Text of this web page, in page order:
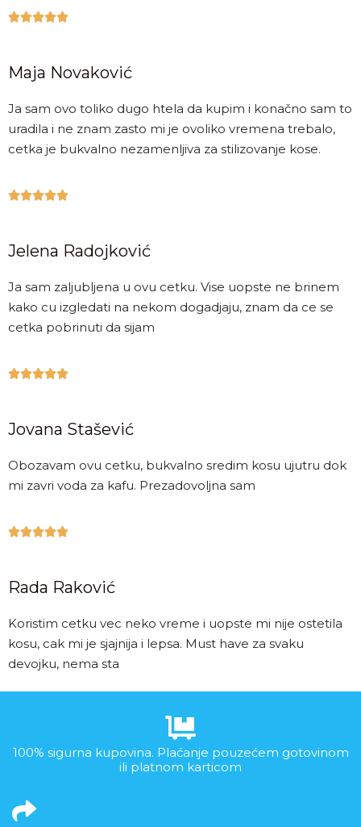

Maja Novaković
Ja sam ovo toliko dugo htela da kupim i konačno sam to
uradila i ne znam zasto mi je ovoliko vremena trebalo,
cetka je bukvalno nezamenljiva za stilizovanje kose.

Jelena Radojković
Ja sam zaljubljena u ovu cetku. Vise uopste ne brinem
kako cu izgledati na nekom dogadjaju, znam da ce se
cetka pobrinuti da sijam

Jovana Stašević
Obozavam ovu cetku, bukvalno sredim kosu ujutru dok
mi zavri voda za kafu. Prezadovoljna sam

Rada Raković
Koristim cetku vec neko vreme i uopste mi nije ostetila
kosu, cak mi je sjajnija i lepsa. Must have za svaku
devojku, nema sta
100% sigurna kupovina. Plaćanje pouzećem gotovinom
ili platnom karticom